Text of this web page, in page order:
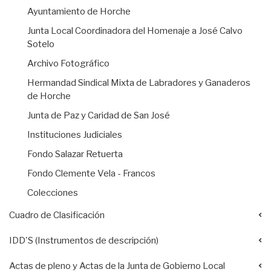
Ayuntamiento de Horche
Junta Local Coordinadora del Homenaje a José Calvo
Sotelo
Archivo Fotográfico
Hermandad Sindical Mixta de Labradores y Ganaderos
de Horche
Junta de Paz y Caridad de San José
Instituciones Judiciales
Fondo Salazar Retuerta
Fondo Clemente Vela - Francos
Colecciones
Cuadro de Clasificación
IDD'S (Instrumentos de descripción)
Actas de pleno y Actas de la Junta de Gobierno Local